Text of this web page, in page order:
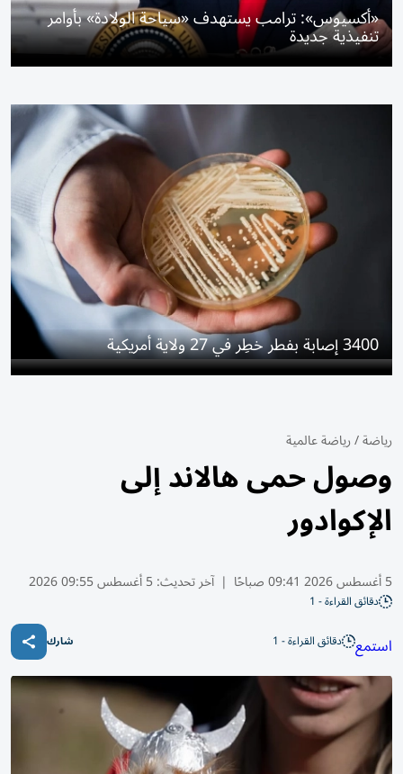
«أكسيوس»: ترامب يستهدف «سياحة الولادة» بأوامر
تنفيذية جديدة
3400 إصابة بفطر خطِر في 27 ولاية أمريكية
رياضة/رياضة عالمية
وصول حمى هالاند إلى
الإكوادور
5 أغسطس 2026 09:41 صباحًا | آخر تحديث:5 أغسطس 09:55 2026
دقائق القراءة - 1
استمع دقائق القراءة - 1 شارك